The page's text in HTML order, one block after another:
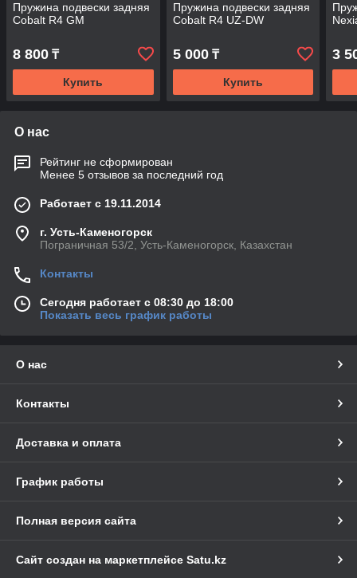
Пружина подвески задняя
Cobalt R4 GM
8 800 ₸
Купить
Пружина подвески задняя
Cobalt R4 UZ-DW
5 000₸
Купить
3
О нас
Рейтинг не сформирован
Менее 5 отзывов за последний год
Работает с 19.11.2014
г. Усть-Каменогорск
Пограничная 53/2, Усть-Каменогорск, Казахстан
Контакты
Сегодня работает с 08:30 до 18:00
Показать весь график работы
О нас
Контакты
Доставка и оплата
График работы
Полная версия сайта
Сайт создан на маркетплейсе Satu.kz